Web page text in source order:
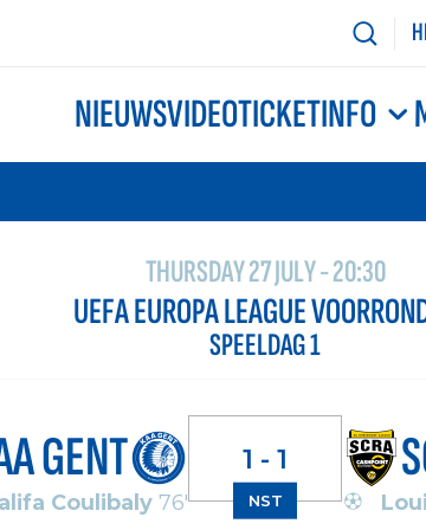
NIEUWSVIDEOTICKETINFO
THURSDAY 27 JULY - 20:30
UEFA EUROPA LEAGUE
SPEELDAG 1
GENT
Coulibaly 76'
1 - 1
NST